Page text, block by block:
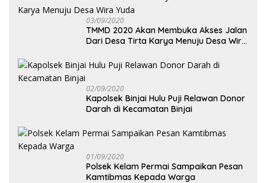
03/09/2020
TMMD 2020 Akan Membuka Akses Jalan
Dari Desa Tirta Karya Menuju Desa Wira
02/09/2020
Kapolsek Binjai Hulu Puji Relawan Donor
Darah di Kecamatan Binjai
01/09/2020
Polsek Kelam Permai Sampaikan Pesan
Kamtibmas Kepada Warga